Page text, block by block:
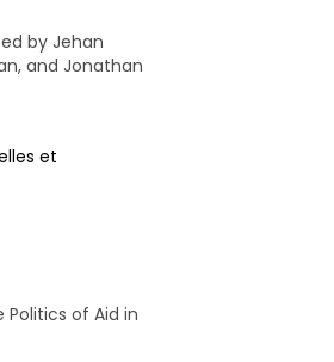
by Jehan
and Jonathan
et
Politics of Aid in
nouveautés que nous
abonnés.
est uniquement
notre lettre d'information
concernant nos
à tout moment utiliser le lien
intégré dans chacun de nos